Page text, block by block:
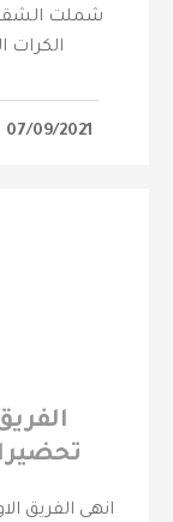
شملت
الكرات
07/09/2021
انهى الفريق